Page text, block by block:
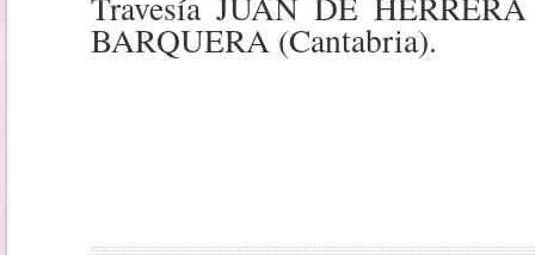
BARQUERA (Cantabria).